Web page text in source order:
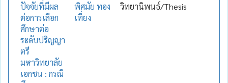
ปัจจัยที่มีผล
ต่อการเลือก
ศึกษาต่อ
ระดับปริญญา
ตรี
มหาวิทยาลัย
เอกชน : กรณี
พิศมัย ทอง
เที่ยง
วิทยานิพนธ์/Thesis